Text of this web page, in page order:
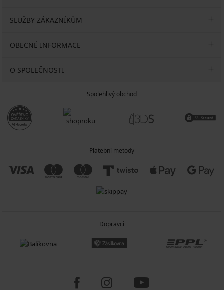
SLUŽBY ZÁKAZNÍKŮM
OBECNÉ INFORMACE
O SPOLEČNOSTI
Spolehlivý obchod
Platební metody
Dopravci